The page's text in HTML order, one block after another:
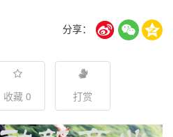
分享：
收藏 0 打赏